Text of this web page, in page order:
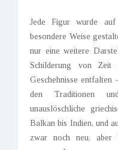
Jede Figur wurde auf
besondere Weise
nur eine weitere
Schilderung von
Geschehnisse entfalten
den Traditionen
unauslöschliche
Balkan bis Indien, und
zwar noch neu,